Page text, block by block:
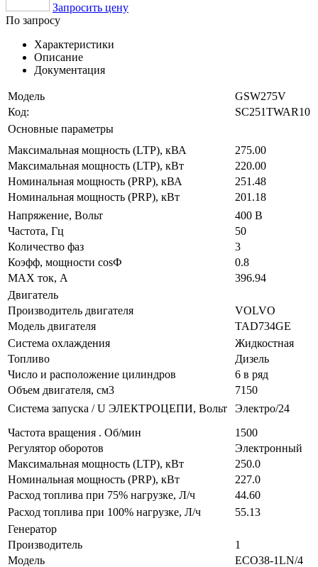
Запросить цену
По запросу
Характеристики
Описание
Документация
Модель
GSW275V
Код:
SC251TWAR10
Основные параметры
Максимальная мощность (LTP), кВА
275.00
Максимальная мощность (LTP), кВт
220.00
Номинальная мощность (PRP), кВА
251.48
Номинальная мощность (PRP), кВт
201.18
Напряжение, Вольт
400 В
Частота, Гц
50
Количество фаз
3
Коэфф, мощности cosФ
0.8
MAX ток, А
396.94
Двигатель
Производитель двигателя
VOLVO
Модель двигателя
TAD734GE
Система охлаждения
Жидкостная
Топливо
Дизель
Число и расположение цилиндров
6 в ряд
Объем двигателя, см3
7150
Система запуска / U ЭЛЕКТРОЦЕПИ, Вольт
Электро/24
Частота вращения . Об/мин
1500
Регулятор оборотов
Электронный
Максимальная мощность (LTP), кВт
250.0
Номинальная мощность (PRP), кВт
227.0
Расход топлива при 75% нагрузке, Л/ч
44.60
Расход топлива при 100% нагрузке, Л/ч
55.13
Генератор
Производитель
1
Модель
ECO38-1LN/4